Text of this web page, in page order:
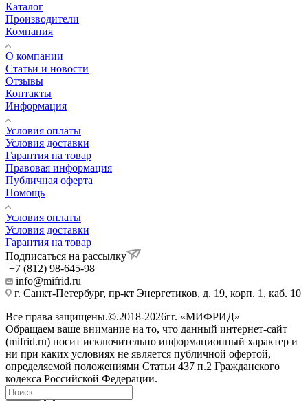
Каталог
Производители
Компания
О компании
Статьи и новости
Отзывы
Контакты
Информация
Условия оплаты
Условия доставки
Гарантия на товар
Правовая информация
Публичная оферта
Помощь
Условия оплаты
Условия доставки
Гарантия на товар
Подписаться на рассылку
+7 (812) 98-645-98
info@mifrid.ru
г. Санкт-Петербург, пр-кт Энергетиков, д. 19, корп. 1, каб. 10
Все права защищены.©.2018-2026гг. «МИФРИД»
Обращаем ваше внимание на то, что данный интернет-сайт
(mifrid.ru) носит исключительно информационный характер и
ни при каких условиях не является публичной офертой,
определяемой положениями Статьи 437 п.2 Гражданского
кодекса Российской Федерации.